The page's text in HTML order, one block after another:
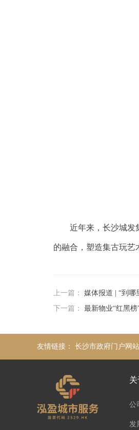
近年来，长沙城发
的融合，塑造集古玩艺
上一篇：
媒体报道 | “到哪
下一篇：
最新物业“红黑
友情链接： 长沙市政府门户网站
公
发